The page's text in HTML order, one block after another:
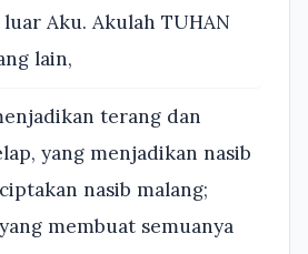
Aku. Akulah TUHAN
lain,
terang dan
yang menjadikan nasib
nasib malang;
membuat semuanya